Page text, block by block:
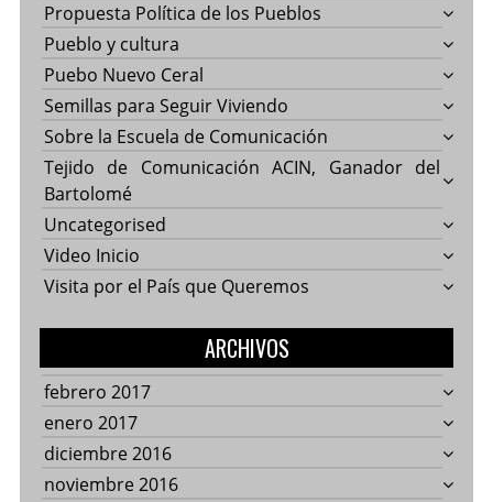
Propuesta Política de los Pueblos
Pueblo y cultura
Puebo Nuevo Ceral
Semillas para Seguir Viviendo
Sobre la Escuela de Comunicación
Tejido de Comunicación ACIN, Ganador del
Bartolomé
Uncategorised
Video Inicio
Visita por el País que Queremos
ARCHIVOS
febrero 2017
enero 2017
diciembre 2016
noviembre 2016